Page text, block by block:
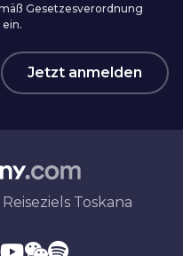
Gesetzesverordnung
ein.
Jetzt anmelden
Toskana